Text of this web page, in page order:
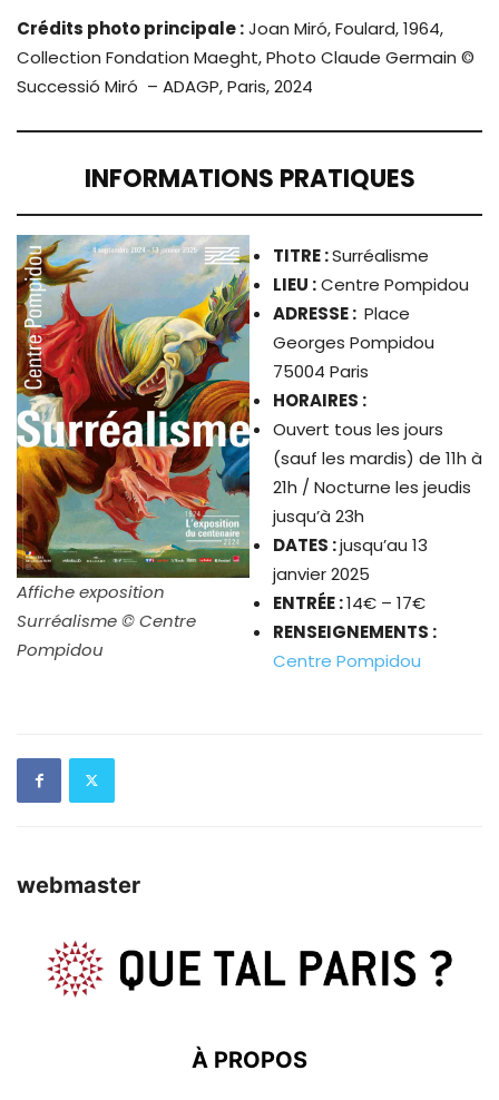
Crédits photo principale :Joan Miró, Foulard, 1964,
Collection Fondation Maeght, Photo Claude Germain ©
Successió Miró – ADAGP, Paris, 2024
INFORMATIONS PRATIQUES
Affiche exposition
Surréalisme © Centre
Pompidou
TITRE:Surréalisme
LIEU :Centre Pompidou
ADRESSE : Place
Georges Pompidou
75004 Paris
HORAIRES :
Ouvert tous les jours
(sauf les mardis) de 11h à
21h / Nocturne les jeudis
jusqu’à 23h
DATES :jusqu’au 13
janvier 2025
ENTRÉE :14€ – 17€
RENSEIGNEMENTS :
Centre Pompidou
webmaster
À PROPOS